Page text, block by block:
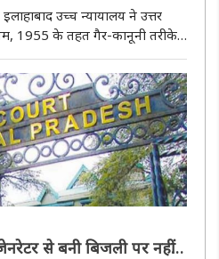
कानूनी तरीके से गाड़ी ज़ब्त
का मुआवज़ा देने का आदेश
उच्च न्यायालय ने उत्तर
1955 के तहत गैर-कानूनी तरीके
धारणा के आधार पर कार्रव..
से बनी बिजली पर नहीं